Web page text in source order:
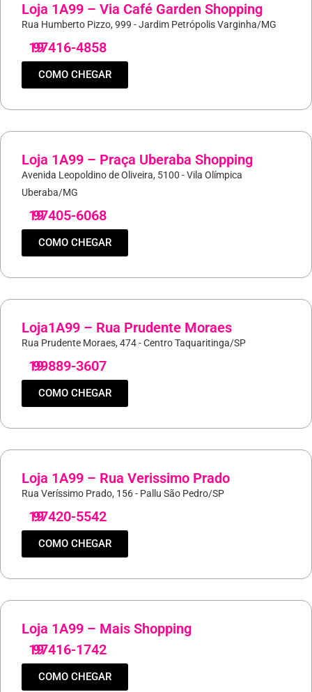
Loja 1A99 – Via Café Garden Shopping
Rua Humberto Pizzo, 999 - Jardim Petrópolis Varginha/MG
19
97416-4858
COMO CHEGAR
Loja 1A99 – Praça Uberaba Shopping
Avenida Leopoldino de Oliveira, 5100 - Vila Olímpica
Uberaba/MG
19
97405-6068
COMO CHEGAR
Loja1A99 – Rua Prudente Moraes
Rua Prudente Moraes, 474 - Centro Taquaritinga/SP
19
99889-3607
COMO CHEGAR
Loja 1A99 – Rua Verissimo Prado
Rua Veríssimo Prado, 156 - Pallu São Pedro/SP
19
97420-5542
COMO CHEGAR
Loja 1A99 – Mais Shopping
19
97416-1742
COMO CHEGAR